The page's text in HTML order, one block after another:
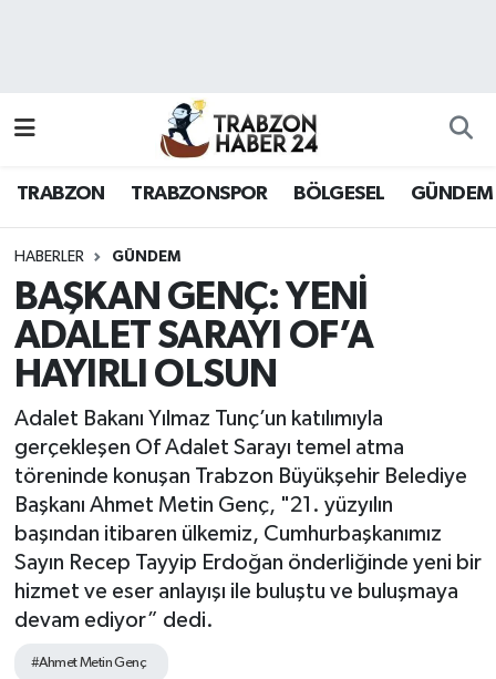
TRABZON TRABZONSPOR BÖLGESEL GÜNDEM
HABERLER GÜNDEM
BAŞKAN GENÇ: YENİ
ADALET SARAYI OF’A
HAYIRLI OLSUN
Adalet Bakanı Yılmaz Tunç’un katılımıyla
gerçekleşen Of Adalet Sarayı temel atma
töreninde konuşan Trabzon Büyükşehir Belediye
Başkanı Ahmet Metin Genç, "21. yüzyılın
başından itibaren ülkemiz, Cumhurbaşkanımız
Sayın Recep Tayyip Erdoğan önderliğinde yeni bir
hizmet ve eser anlayışı ile buluştu ve buluşmaya
devam ediyor” dedi.
#Ahmet Metin Genç
Hava Durumu
Namaz Vakitleri
Trafik Durumu
Süper Lig Puan Durumu ve Fikstür
Tüm Manşetler
Son Dakika Haberleri
Haber Arşivi